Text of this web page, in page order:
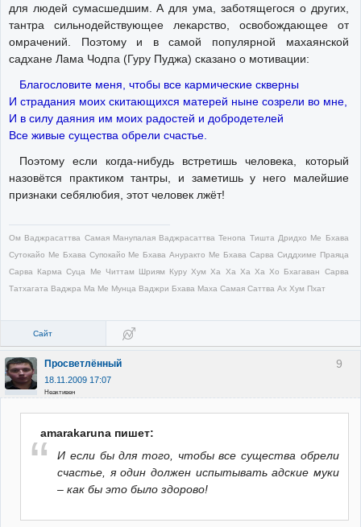
для людей сумасшедшим. А для ума, заботящегося о других,
тантра сильнодействующее лекарство, освобождающее от
омрачений. Поэтому и в самой популярной махаянской
садхане Лама Чодпа (Гуру Пуджа) сказано о мотивации:
Благословите меня, чтобы все кармические скверны
И страдания моих скитающихся матерей ныне созрели во мне,
И в силу даяния им моих радостей и добродетелей
Все живые существа обрели счастье.
Поэтому если когда-нибудь встретишь человека, который
назовётся практиком тантры, и заметишь у него малейшие
признаки себялюбия, этот человек лжёт!
Ом Ваджрасаттва Самая Манупалая Ваджрасаттва Тенопа Тишта Дридхо Ме Бхава
Сутокайо Ме Бхава Супокайо Ме Бхава Ануракто Ме Бхава Сарва Сиддхиме Праяца
Сарва Карма Суца Ме Читтам Шриям Куру Хум Ха Ха Ха Ха Хо Бхагаван Сарва
Татхагата Ваджра Ма Ме Мунца Ваджри Бхава Маха Самая Саттва Ах Хум Пхат
Сайт
9
Просветлённый
18.11.2009 17:07
Неактивен
amarakaruna пишет:
И если бы для того, чтобы все существа обрели
счастье, я один должен испытывать адские муки
– как бы это было здорово!